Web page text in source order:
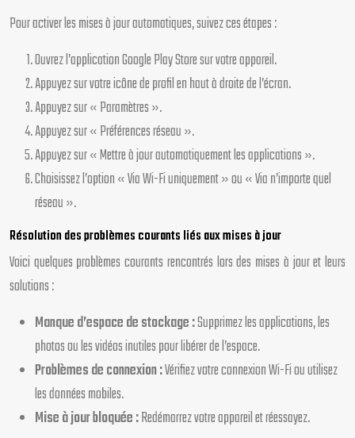
Pour activer les mises à jour automatiques, suivez ces étapes :
Ouvrez l’application Google Play Store sur votre appareil.
Appuyez sur votre icône de profil en haut à droite de l’écran.
Appuyez sur « Paramètres ».
Appuyez sur « Préférences réseau ».
Appuyez sur « Mettre à jour automatiquement les applications ».
Choisissez l’option « Via Wi-Fi uniquement » ou « Via n’importe quel
réseau ».
Résolution des problèmes courants liés aux mises à jour
Voici quelques problèmes courants rencontrés lors des mises à jour et leurs
solutions :
Manque d’espace de stockage :Supprimez les applications, les
photos ou les vidéos inutiles pour libérer de l’espace.
Problèmes de connexion :Vérifiez votre connexion Wi-Fi ou utilisez
les données mobiles.
Mise à jour bloquée :Redémarrez votre appareil et réessayez.